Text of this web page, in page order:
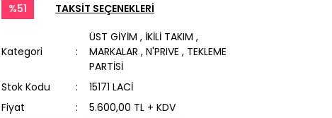
%51 TAKSİT SEÇENEKLERİ
Kategori
ÜST GİYİM , İKİLİ TAKIM ,
MARKALAR , N'PRIVE , TEKLEME
PARTİSİ
Stok Kodu
15171 LACİ
Fiyat
5.600,00 TL + KDV